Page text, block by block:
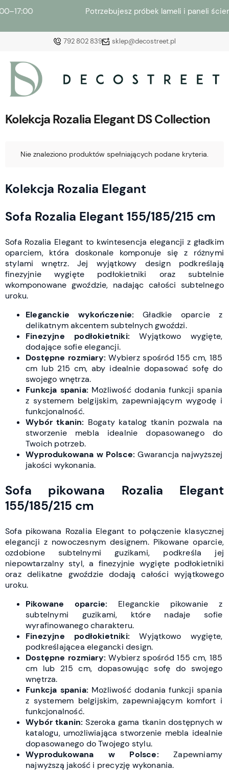
Potrzebujesz próbek lameli i paneli ściennych? →Zamów
792 802 839 sklep@decostreet.pl
zaloguj się, aby przywrócić dodane produkty do listy
z poprzedniej sesji.
Kolekcja Rozalia Elegant DS Collection
Nie znaleziono produktów spełniających podane kryteria.
Kolekcja Rozalia Elegant
Sofa Rozalia Elegant 155/185/215 cm
Sofa Rozalia Elegant to kwintesencja elegancji z gładkim
oparciem, która doskonale komponuje się z różnymi
stylami wnętrz. Jej wyjątkowy design podkreślają
finezyjnie wygięte podłokietniki oraz subtelnie
wkomponowane gwoździe, nadając całości subtelnego
uroku.
Eleganckie wykończenie: Gładkie oparcie z
delikatnym akcentem subtelnych gwoździ.
Finezyjne podłokietniki: Wyjątkowo wygięte,
dodające sofie elegancji.
Dostępne rozmiary: Wybierz spośród 155 cm, 185
cm lub 215 cm, aby idealnie dopasować sofę do
swojego wnętrza.
Funkcja spania: Możliwość dodania funkcji spania
z systemem belgijskim, zapewniającym wygodę i
funkcjonalność.
Wybór tkanin: Bogaty katalog tkanin pozwala na
stworzenie mebla idealnie dopasowanego do
Twoich potrzeb.
Wyprodukowana w Polsce: Gwarancja najwyższej
jakości wykonania.
Sofa pikowana Rozalia Elegant
155/185/215 cm
Sofa pikowana Rozalia Elegant to połączenie klasycznej
elegancji z nowoczesnym designem. Pikowane oparcie,
ozdobione subtelnymi guzikami, podkreśla jej
niepowtarzalny styl, a finezyjnie wygięte podłokietniki
oraz delikatne gwoździe dodają całości wyjątkowego
uroku.
Pikowane oparcie: Eleganckie pikowanie z
subtelnymi guzikami, które nadaje sofie
wyrafinowanego charakteru.
Finezyjne podłokietniki: Wyjątkowo wygięte,
podkreślającea elegancki design.
Dostępne rozmiary: Wybierz spośród 155 cm, 185
cm lub 215 cm, dopasowując sofę do swojego
wnętrza.
Funkcja spania: Możliwość dodania funkcji spania
z systemem belgijskim, zapewniającym komfort i
funkcjonalność.
Wybór tkanin: Szeroka gama tkanin dostępnych w
katalogu, umożliwiająca stworzenie mebla idealnie
dopasowanego do Twojego stylu.
Wyprodukowana w Polsce: Zapewniamy
najwyższą jakość i precyzję wykonania.